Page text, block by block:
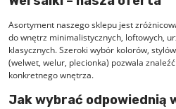
Asortyment naszego sklepu jest
do wnętrz minimalistycznych, loftowych,
klasycznych. Szeroki wybór kolorów,
(welwet, welur, plecionka) pozwala
konkretnego wnętrza.
Jak wybrać odpowiednią